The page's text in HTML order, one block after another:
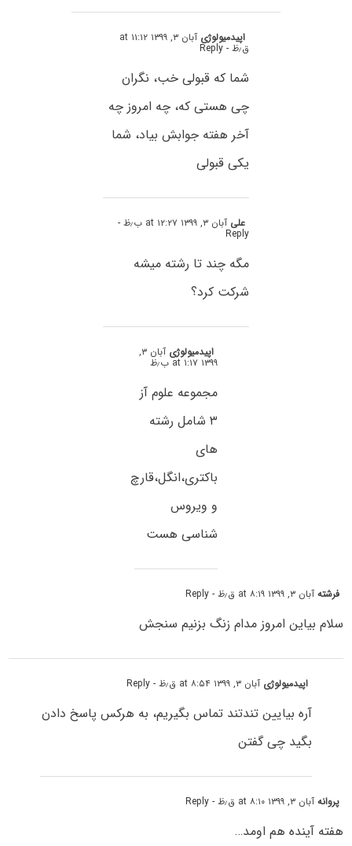
اپیدمیولوژی آبان ۳, ۱۳۹۹ at ۱۱:۱۲
ق٫ظ - Reply
شما که قبولی خب، نگران
چی ھستی که، چه امروز چه
آخر ھفته جوابش بیاد، شما
یکی قبولی
علی آبان ۳, ۱۳۹۹ at ۱۲:۲۷ ب٫ظ -
Reply
مگه چند تا رشته میشه
شرکت کرد؟
اپیدمیولوژی آبان ۳,
۱۳۹۹ at ۱:۱۷ ب٫ظ
مجموعه علوم آز
۳ شامل رشته
ھای
باکتری،انگل،قارچ
و ویروس
شناسی ھست
فرشتهآبان ۳, ۱۳۹۹ at ۸:۱۹ ق٫ظ - Reply
سلام بیاین امروز مدام زنگ بزنیم سنجش
اپیدمیولوژی آبان ۳, ۱۳۹۹ at ۸:۵۴ ق٫ظ - Reply
آرہ بیایین تندتند تماس بگیریم، به ھرکس پاسخ دادن
بگید چی گفتن
پروانهآبان ۳, ۱۳۹۹ at ۸:۱۰ ق٫ظ - Reply
هفته آینده هم اومد…